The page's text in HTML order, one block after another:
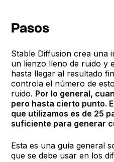
Pasos
Stable Diffusion crea una
un lienzo lleno de ruido y
hasta llegar al resultado
controla el número de
ruido. Por lo general,
pero hasta cierto punto.
que utilizamos es de 25
suficiente para generar
Esta es una guía general
que se debe usar en los